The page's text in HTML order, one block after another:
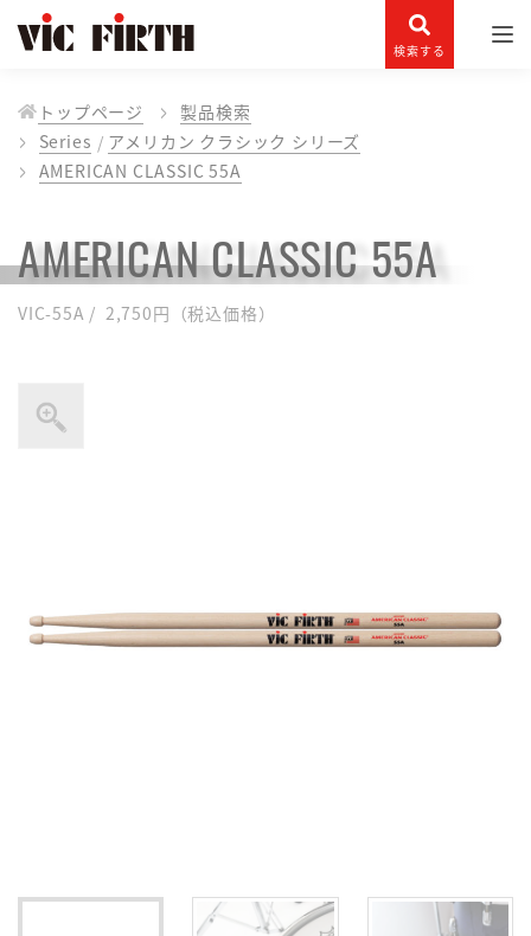
検索する
トップページ
製品検索
Series
アメリカン クラシック シリーズ
AMERICAN CLASSIC 55A
AMERICAN CLASSIC 55A
VIC-55A / 2,750円（税込価格）